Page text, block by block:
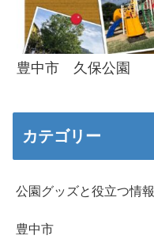
豊中市 久保公園
カテゴリー
公園グッズと役立つ情報
豊中市